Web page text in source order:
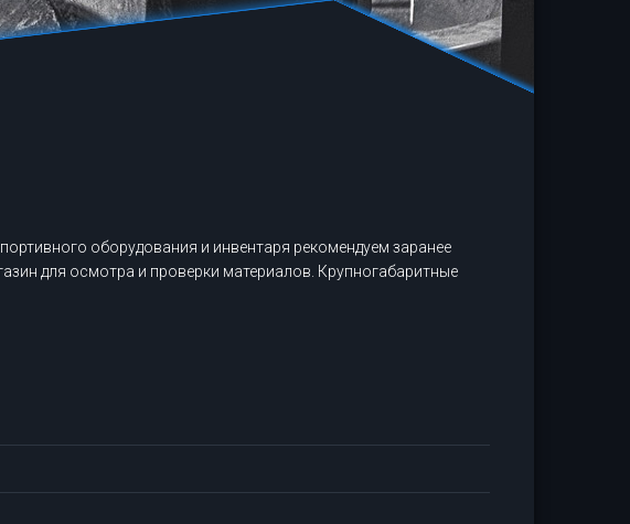
оборудования и инвентаря рекомендуем заранее
для осмотра и проверки материалов. Крупногабаритные